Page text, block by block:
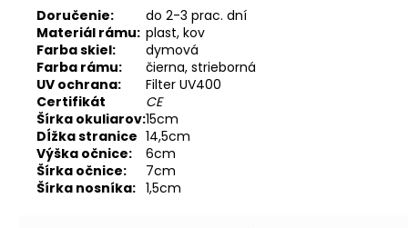
Doručenie:
do 2-3 prac. dní
Materiál rámu: plast, kov
Farba skiel:
dymová
Farba rámu:
čierna, strieborná
UV ochrana:
Filter UV400
Certifikát
CE
Šírka okuliarov:15cm
Dĺžka stranice 14,5cm
Výška očnice:
6cm
Šírka očnice:
7cm
Šírka nosníka: 1,5cm